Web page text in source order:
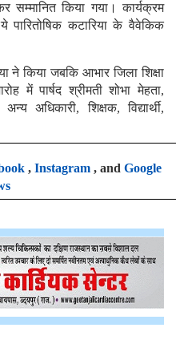
सम्मानित किया गया। कार्यक्रम
कटारिया के वैवेकिक
ने किया जबकि आभार जिला शिक्षा
में पार्षद श्रीमती शोभा मेहता,
अधिकारी, शिक्षक, विद्यार्थी,
, Instagram, and Google